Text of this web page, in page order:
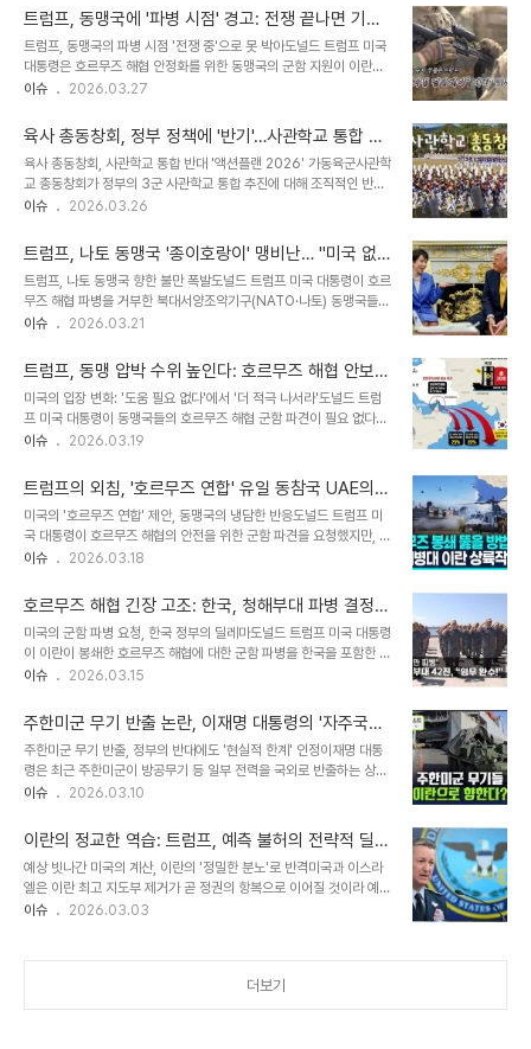
작해야 한다"면서 "당신들이 ..
후 총리는 '적진 깊숙한 곳에 3개의 안보 구역을 만들었다'고 밝히며,
안보 개념의 변화를 강조했습니다. 완충지대는 적 공격을 조기에 탐지
하고 침투를 지연시키는 구역으로, 일반적으로 자국 접경 지역의 안보
위협 해소를 위해 적국 영토를 선제 점령할 때 사용됩니다. 이는 레바
논, 시리아, 가자지구 주변의 완충지대를 의미하는 것으로 해석됩니다.
로켓 발사 역량 제거 방안..
트럼프, 동맹국에 '파병 시점' 경고: 전쟁 끝나면 기억
하겠다
트럼프, 동맹국의 파병 시점 '전쟁 중'으로 못 박아도널드 트럼프 미국
대통령은 호르무즈 해협 안정화를 위한 동맹국의 군함 지원이 이란과
의 전쟁이 끝나기 전에 이루어져야 한다고 주장했습니다. 그는 이란과
강조하며 압박했습니다. 이는 동맹국들이 전쟁이 끝난 후에 개입하려
는 움직임에 대한 불쾌감을 드러낸 것입니다. NATO 향한 불만 토로,
'우리를 구하러 오지 않았다'트럼프 대통령은 백악관 각료회의에서
NATO에 대해 "절대적으로 아무것도 하지 않았기 때문에 매우 실망
했다"고 불쾌감을 드러냈습니다. 그는 "그들은 우리를 구하러 오지 않
국가들이 전쟁이 끝난 후에 개입하..
이슈 2026.03.27
육사 총동창회, 정부 정책에 '반기'…사관학교 통합 저
지 총력전
육사 총동창회, 사관학교 통합 반대 '액션플랜 2026' 가동육군사관학
교 총동창회가 정부의 3군 사관학교 통합 추진에 대해 조직적인 반대
운동에 돌입했습니다. 지난 24일 박판준 총동창회장 주관 기수별 간
회람했습니다. 이 계획에는 대책위원회를 중심으로 주 1회 회의를 열
어 다각적인 대책을 마련하는 방안이 담겨 있습니다. 이는 과거 12·3
불법 비상계엄 사태에 모교 출신들이 핵심 세력으로 가담했음에도 침
묵했던 육사 총동창회가 기득권 유지를 위해 정부 정책에 반기를 든 것
으로 해석됩니다. 대국민 성명, 국회 세미나 등 다각적 대응 예고육사
을 중심으로 안규백 국방부..
이슈 2026.03.26
트럼프, 나토 동맹국 '종이호랑이' 맹비난… "미국 없
인 무용지물"
트럼프, 나토 동맹국 향한 불만 폭발도널드 트럼프 미국 대통령이 호르
무즈 해협 파병을 거부한 북대서양조약기구(NATO·나토) 동맹국들을
향해 '종이호랑이'라 칭하며 거세게 비판했습니다. 트럼프 대통령은 자
이 이란 핵 저지를 위한 싸움에 동참하길 원하지 않았다고 지적했습니
다. 그는 군사적 승리를 거둔 상황에서도 위험이 거의 없음에도 불구하
고 도움을 주길 꺼리는 동맹국들을 '겁쟁이'라고 칭하며 불만을 표출했
습니다. 고유가 불만 속 '나 몰라라' 태도 비판트럼프 대통령은 동맹국
들이 높은 유가에 대해서는 불평하면서도, 고유가의 유일한 원인인 호
유럽 주요국과 일본 등이 호르..
이슈 2026.03.21
트럼프, 동맹 압박 수위 높인다: 호르무즈 해협 안보,
더 이상 미국만의 몫 아니다?
미국의 입장 변화: '도움 필요 없다'에서 '더 적극 나서라'도널드 트럼
프 미국 대통령이 동맹국들의 호르무즈 해협 군함 파견이 필요 없다고
말한 지 하루 만에 백악관은 동맹국들이 더 적극적으로 나설 것을 촉구
과 계속 대화할 것이며, 이들이 더 적극적으로 나서줄 것을 촉구한다고
밝혔습니다. 이는 이전 트럼프 대통령의 나토, 유럽, 한국, 일본, 호주
등의 도움이 필요 없다는 입장과는 상반되는 모습입니다. 이러한 입장
변화는 향후 한국에 대한 압박으로 이어질 가능성이 있습니다. 트럼프
대통령의 압박 메시지 분석트럼프 대통령은 자신의 소셜 미디어인 트
이어 날렸습니다. 그는 테러..
이슈 2026.03.19
트럼프의 외침, '호르무즈 연합' 유일 동참국 UAE의
속내는?
미국의 '호르무즈 연합' 제안, 동맹국의 냉담한 반응도널드 트럼프 미
국 대통령이 호르무즈 해협의 안전을 위한 군함 파견을 요청했지만, 북
대서양조약기구(나토·NATO)를 포함한 동맹국들은 사실상 거부 의사
과 실망감을 표출했습니다. 그는 SNS를 통해 '미국은 대부분의 나토
동맹국으로부터 테러리스트 정권인 이란에 대한 우리의 군사작전에
관여하고 싶지 않다는 통보를 받았다'며, '우리는 그들을 보호하겠지만
그들은 우리를 위해, 특히 필요한 시점에 아무것도 하지 않을 것'이라
고 비판했습니다. 또한, 일본, 호주, 한국 등에게도 마찬가지로 도움을
합중국의 대통령으로서 말하건대..
이슈 2026.03.18
호르무즈 해협 긴장 고조: 한국, 청해부대 파병 결정의
무게
미국의 군함 파병 요청, 한국 정부의 딜레마도널드 트럼프 미국 대통령
이 이란이 봉쇄한 호르무즈 해협에 대한 군함 파병을 한국을 포함한 5
개국에 공개적으로 요청하면서 한국 정부의 고민이 깊어지고 있습니
의 공개적인 요구로 상황은 급변했습니다. 이는 중동 지역의 지정학적
긴장 속에서 한국의 외교적 입지를 시험대에 올리고 있습니다. 청해부
대 파병, 초미의 관심사로 떠오르다호르무즈 해협에 고립된 우리 선박
들의 안전 확보를 위해 인근 아덴만에서 활동 중인 청해부대의 파병 여
부가 최대 관심사로 떠올랐습니다. 트럼프 대통령은 소셜미디어를 통
동참할 것을 요구했습니다. 이는 국제 ..
이슈 2026.03.15
주한미군 무기 반출 논란, 이재명 대통령의 '자주국방'
강조 메시지
주한미군 무기 반출, 정부의 반대에도 '현실적 한계' 인정이재명 대통
령은 최근 주한미군이 방공무기 등 일부 전력을 국외로 반출하는 상황
에 대해 정부의 반대에도 불구하고 전적으로 관철하기 어려운 현실적
해 주한미군 역할의 중요성을 강조하면서도, 자국의 군사적 필요에 따
른 무기 반출에 대해 정부가 반대 의사를 표명했으나 이를 관철시키지
못하는 상황임을 밝혔습니다. 이는 국제 정세 속에서 국가 안보와 관련
된 복잡한 딜레마를 보여줍니다. 자주국방의 중요성, 압도적인 군사력
과 국방비 지출 강조이 대통령은 주한미군 전력의 국외 반출이 대북 억
이슈 2026.03.10
이란의 정교한 역습: 트럼프, 예측 불허의 전략적 딜레
마에 빠지다
예상 빗나간 미국의 계산, 이란의 '정밀한 분노'로 반격미국과 이스라
엘은 이란 최고 지도부 제거가 곧 정권의 항복으로 이어질 것이라 예상
했지만, 이는 초기부터 완전히 빗나갔습니다. 이란은 예상치를 뛰어넘
며 '체제 전복' 대신 '체제 존속을 위한 결집'으로 이어졌습니다. 걸프
이슈 2026.03.03
더보기